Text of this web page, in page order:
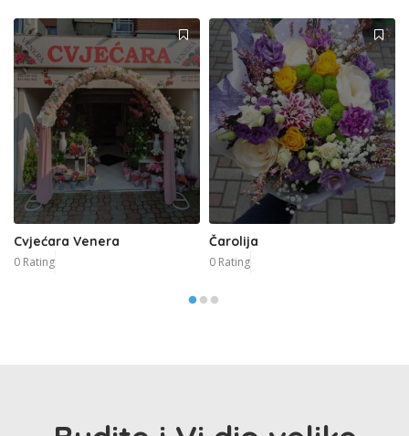
Cvjećara Venera
0 Rating
Čarolija
0 Rating